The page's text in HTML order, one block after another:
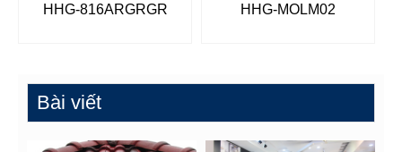
HHG-816ARGRGR HHG-MOLM02
Bài viết